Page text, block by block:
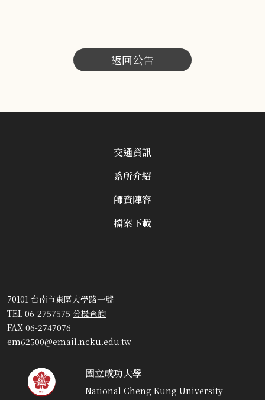
返回公告
交通資訊
系所介紹
師資陣容
檔案下載
70101 台南市東區大學路一號
TEL 06-2757575 分機查詢
FAX 06-2747076
em62500@email.ncku.edu.tw
國立成功大學
National Cheng Kung University